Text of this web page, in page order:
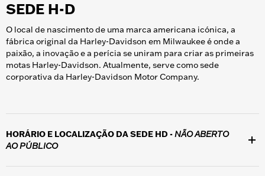
SEDE H-D
O local de nascimento de uma marca americana icónica, a
fábrica original da Harley-Davidson em Milwaukee é onde a
paixão, a inovação e a perícia se uniram para criar as primeiras
motas Harley-Davidson. Atualmente, serve como sede
corporativa da Harley-Davidson Motor Company.
HORÁRIO E LOCALIZAÇÃO DA SEDE HD -NÃO ABERTO
AO PÚBLICO
Localizado no campus corporativo da Harley-Davidson em 3700